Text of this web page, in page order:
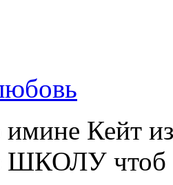
Кейт
ШКОЛУ чтоб